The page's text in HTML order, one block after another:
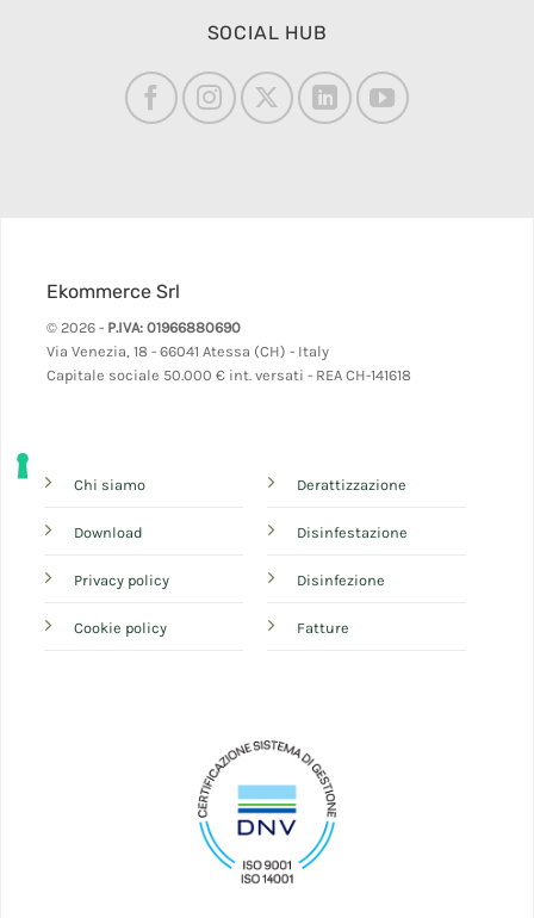
SOCIAL HUB
Ekommerce Srl
© 2026 - P.IVA: 01966880690
Via Venezia, 18 - 66041 Atessa (CH) - Italy
Capitale sociale 50.000 € int. versati - REA CH-141618
Chi siamo
Download
Privacy policy
Cookie policy
Derattizzazione
Disinfestazione
Disinfezione
Fatture